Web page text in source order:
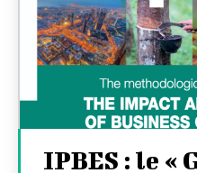
IPBES : le «